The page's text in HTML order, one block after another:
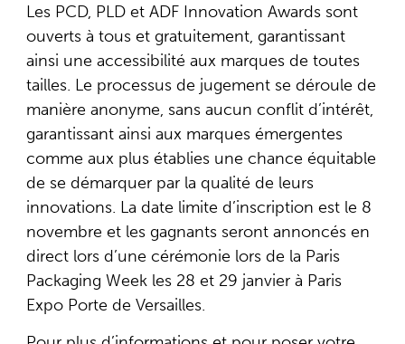
Les PCD, PLD et ADF Innovation Awards sont
ouverts à tous et gratuitement, garantissant
ainsi une accessibilité aux marques de toutes
tailles. Le processus de jugement se déroule de
manière anonyme, sans aucun conflit d’intérêt,
garantissant ainsi aux marques émergentes
comme aux plus établies une chance équitable
de se démarquer par la qualité de leurs
innovations. La date limite d’inscription est le 8
novembre et les gagnants seront annoncés en
direct lors d’une cérémonie lors de la Paris
Packaging Week les 28 et 29 janvier à Paris
Expo Porte de Versailles.